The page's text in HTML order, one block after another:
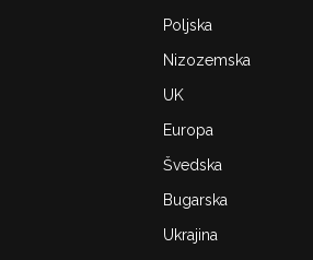
Poljska
Nizozemska
UK
Europa
Švedska
Bugarska
Ukrajina